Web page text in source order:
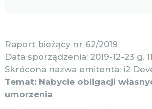
Raport bieżący nr 62/2019
Data sporządzenia: 2019-12-23 g.
Skrócona nazwa emitenta: i2
Temat: Nabycie obligacji
umorzenia